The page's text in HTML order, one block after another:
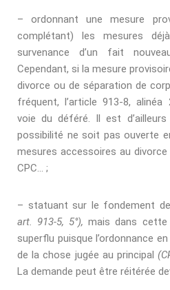
– ordonnant une mesure
complétant) les mesures
survenance d’un fait
Cependant, si la mesure
divorce ou de séparation de
fréquent, l’article 913-8,
voie du déféré. Il est
possibilité ne soit pas ouverte
mesures accessoires au divorce
CPC… ;
– statuant sur le fondement de
art. 913-5, 5°), mais dans
superﬂu puisque l’ordonnance
de la chose jugée au principal
La demande peut être réitérée